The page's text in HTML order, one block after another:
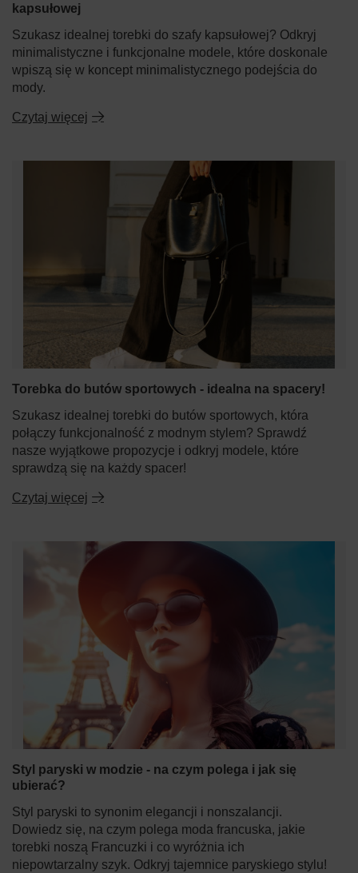
kapsułowej
Szukasz idealnej torebki do szafy kapsułowej? Odkryj
minimalistyczne i funkcjonalne modele, które doskonale
wpiszą się w koncept minimalistycznego podejścia do
mody.
Czytaj więcej
Torebka do butów sportowych - idealna na spacery!
Szukasz idealnej torebki do butów sportowych, która
połączy funkcjonalność z modnym stylem? Sprawdź
nasze wyjątkowe propozycje i odkryj modele, które
sprawdzą się na każdy spacer!
Czytaj więcej
Styl paryski w modzie - na czym polega i jak się
ubierać?
Styl paryski to synonim elegancji i nonszalancji.
Dowiedz się, na czym polega moda francuska, jakie
torebki noszą Francuzki i co wyróżnia ich
niepowtarzalny szyk. Odkryj tajemnice paryskiego stylu!